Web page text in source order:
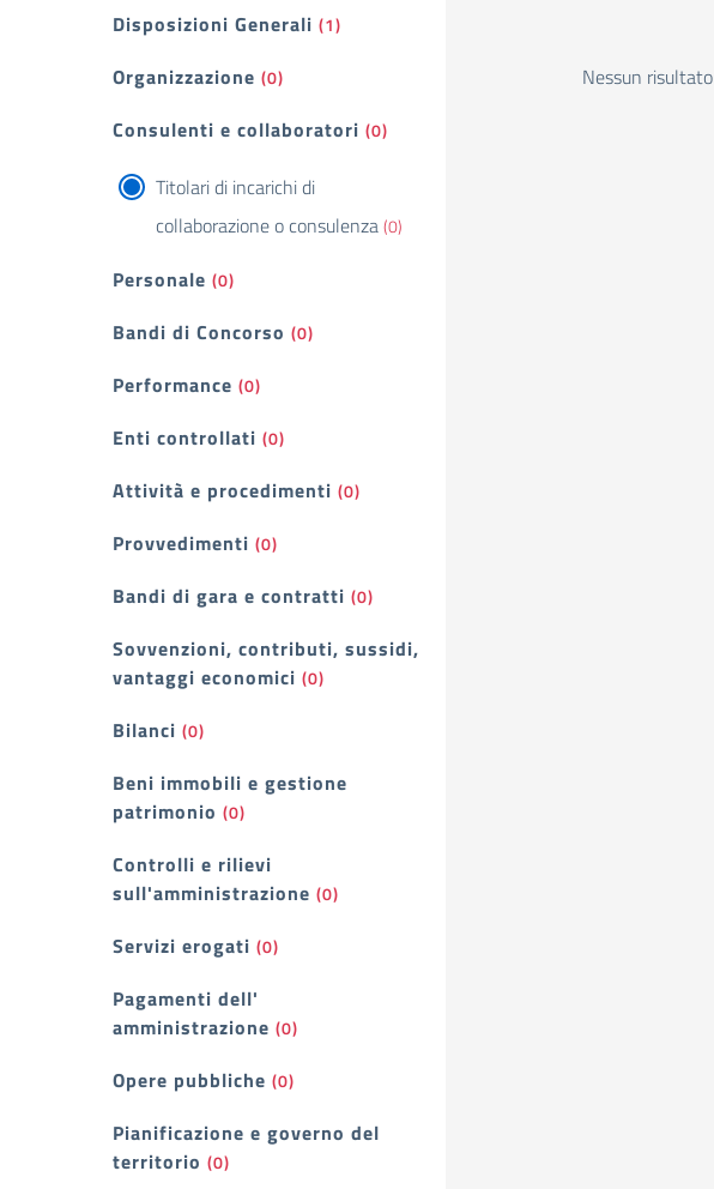
Filtri
Disposizioni Generali (1)
Organizzazione (0)
Consulenti e collaboratori (0)
Titolari di incarichi di
collaborazione o consulenza(0)
Personale (0)
Bandi di Concorso (0)
Performance (0)
Enti controllati (0)
Attività e procedimenti (0)
Provvedimenti (0)
Bandi di gara e contratti (0)
Sovvenzioni, contributi, sussidi,
vantaggi economici (0)
Bilanci (0)
Beni immobili e gestione
patrimonio (0)
Controlli e rilievi
sull'amministrazione (0)
Servizi erogati (0)
Pagamenti dell'
amministrazione (0)
Opere pubbliche (0)
Pianificazione e governo del
territorio (0)
Nessun risultato